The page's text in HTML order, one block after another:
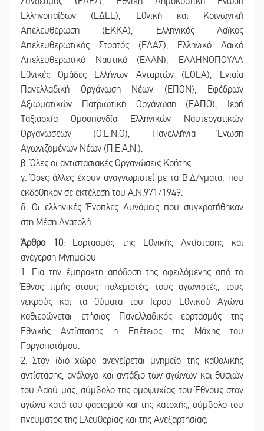
Ελληνοπαίδων (ΕΔΕΕ), Εθνική και Κοινωνική
Απελευθέρωση (ΕΚΚΑ), Ελληνικός Λαϊκός
Απελευθερωτικός Στρατός (ΕΛΑΣ), Ελληνικό Λαϊκό
Απελευθερωτικό Ναυτικό (ΕΛΑΝ), ΕΛΛΗΝΟΠΟΥΛΑ
Εθνικές Ομάδες Ελλήνων Ανταρτών (ΕΟΕΑ), Ενιαία
Πανελλαδική Οργάνωση Νέων (ΕΠΟΝ), Εφέδρων
Αξιωματικών Πατριωτική Οργάνωση (ΕΑΠΟ), Ιερή
Ταξιαρχία Ομοσπονδία Ελληνικών Ναυτεργατικών
Οργανώσεων (Ο.Ε.Ν.Ο), Πανελλήνια Ένωση
Αγωνιζομένων Νέων (Π.Ε.Α.Ν.).
β. Όλες οι αντιστασιακές Οργανώσεις Κρήτης
γ. Όσες άλλες έχουν αναγνωριστεί με τα Β.Δ/γματα, που
εκδόθηκαν σε εκτέλεση του Α.Ν.971/1949.
δ. Οι ελληνικές Ένοπλες Δυνάμεις που συγκροτήθηκαν
στη Μέση Ανατολή
Άρθρο 10: Εορτασμός της Εθνικής Αντίστασης και
ανέγερση Μνημείου
1. Για την έμπρακτη απόδοση της οφειλόμενης από το
Έθνος τιμής στους πολεμιστές, τους αγωνιστές, τους
νεκρούς και τα θύματα του Ιερού Εθνικού Αγώνα
καθιερώνεται ετήσιος Πανελλαδικός εορτασμός της
Εθνικής Αντίστασης η Επέτειος της Μάχης του
Γοργοποτάμου.
2. Στον ίδιο χώρο ανεγείρεται μνημείο της καθολικής
αντίστασης, ανάλογο και αντάξιο των αγώνων και θυσιών
του Λαού μας, σύμβολο της ομοψυχίας του Έθνους στον
αγώνα κατά του φασισμού και της κατοχής, σύμβολο του
πνεύματος της Ελευθερίας και της Ανεξαρτησίας.